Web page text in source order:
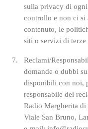
sulla privacy di
controllo e non ci si
contenuto, le
siti o servizi di terze
Reclami/
domande o dubbi
disponibili con noi,
responsabile dei
Radio Margherita
Viale San Bruno,